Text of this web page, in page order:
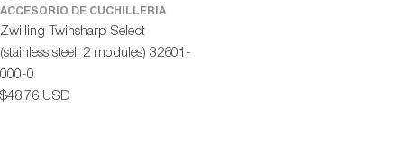
ACCESORIO DE CUCHILLERÍA
Zwilling Twinsharp Select
(stainless steel, 2 modules) 32601-
000-0
Precio
$48.76 USD